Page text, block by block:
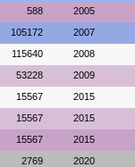
588 2005
105172 2007
115640 2008
53228 2009
15567 2015
15567 2015
15567 2015
2769 2020